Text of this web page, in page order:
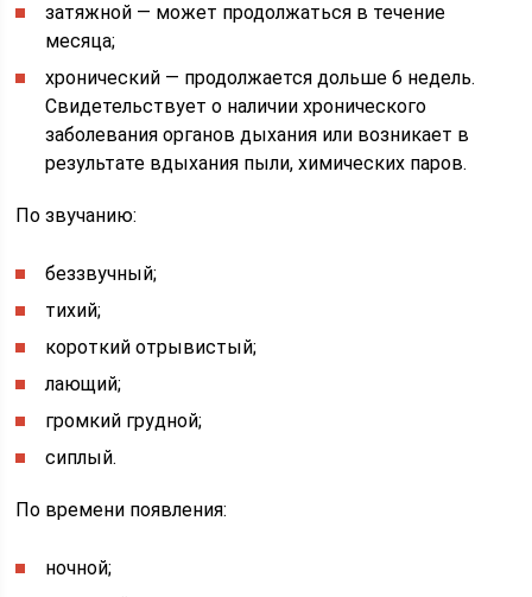
затяжной — может продолжаться в течение
месяца;
хронический — продолжается дольше 6 недель.
Свидетельствует о наличии хронического
заболевания органов дыхания или возникает в
результате вдыхания пыли, химических паров.
По звучанию:
беззвучный;
тихий;
короткий отрывистый;
лающий;
громкий грудной;
сиплый.
По времени появления:
ночной;